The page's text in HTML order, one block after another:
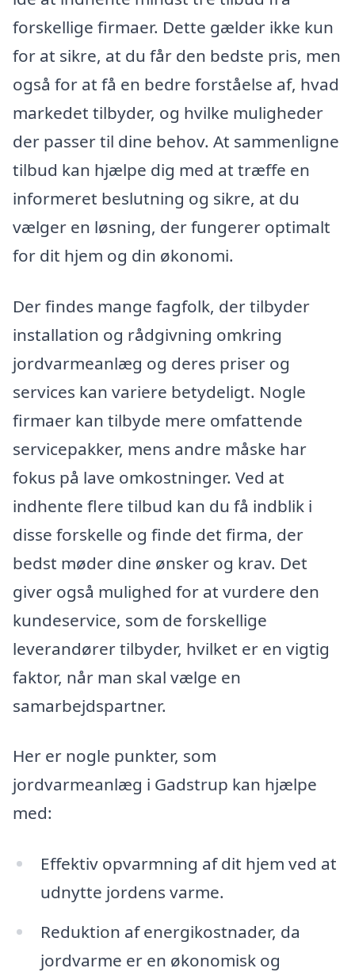
forskellige firmaer. Dette gælder ikke kun
for at sikre, at du får den bedste pris, men
også for at få en bedre forståelse af, hvad
markedet tilbyder, og hvilke muligheder
der passer til dine behov. At sammenligne
tilbud kan hjælpe dig med at træffe en
informeret beslutning og sikre, at du
vælger en løsning, der fungerer optimalt
for dit hjem og din økonomi.
Der findes mange fagfolk, der tilbyder
installation og rådgivning omkring
jordvarmeanlæg og deres priser og
services kan variere betydeligt. Nogle
firmaer kan tilbyde mere omfattende
servicepakker, mens andre måske har
fokus på lave omkostninger. Ved at
indhente flere tilbud kan du få indblik i
disse forskelle og finde det firma, der
bedst møder dine ønsker og krav. Det
giver også mulighed for at vurdere den
kundeservice, som de forskellige
leverandører tilbyder, hvilket er en vigtig
faktor, når man skal vælge en
samarbejdspartner.
Her er nogle punkter, som
jordvarmeanlæg i Gadstrup kan hjælpe
med:
Effektiv opvarmning af dit hjem ved at
udnytte jordens varme.
Reduktion af energikostnader, da
jordvarme er en økonomisk og